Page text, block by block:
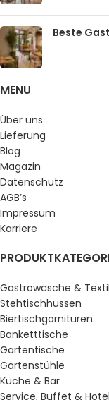
Beste
MENU
Über uns
Lieferung
Blog
Magazin
Datenschutz
AGB’s
Impressum
Karriere
Gastrowäsche &
Stehtischhussen
Biertischgarnituren
Banketttische
Gartentische
Gartenstühle
Küche & Bar
Service, Buffet &